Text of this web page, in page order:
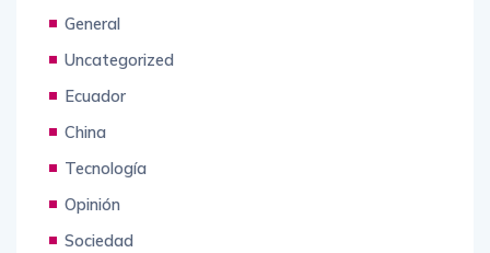
General
Uncategorized
Ecuador
China
Tecnología
Opinión
Sociedad